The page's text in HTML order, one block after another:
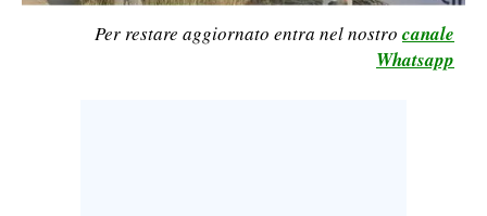
Per restare aggiornato entra nel nostro canale
Whatsapp